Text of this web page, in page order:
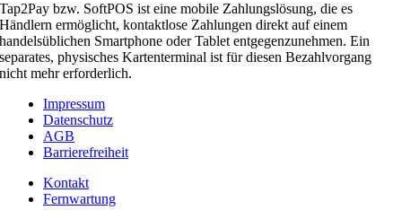
Tap2Pay bzw. SoftPOS ist eine mobile Zahlungslösung, die es
Händlern ermöglicht, kontaktlose Zahlungen direkt auf einem
handelsüblichen Smartphone oder Tablet entgegenzunehmen. Ein
separates, physisches Kartenterminal ist für diesen Bezahlvorgang
nicht mehr erforderlich.
Impressum
Datenschutz
AGB
Barrierefreiheit
Kontakt
Fernwartung